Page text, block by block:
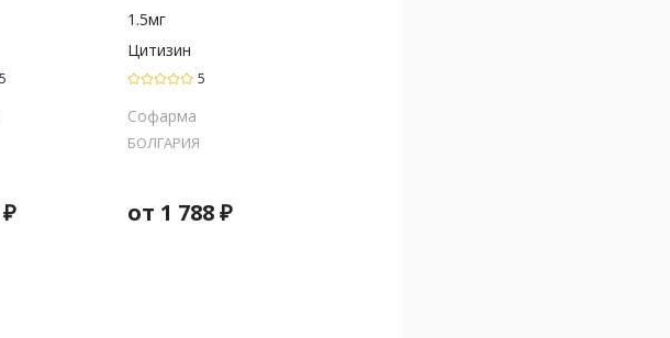
5
₽
1.5мг
Цитизин
5
Софарма
БОЛГАРИЯ
от 1 788₽